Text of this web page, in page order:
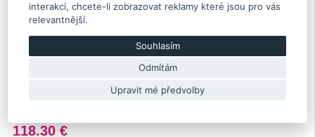
interakcí,chcete-li zobrazovat reklamy které jsou pro vás
relevantnější.
Souhlasím
Odmítám
Upravit mé předvolby
118.30 €